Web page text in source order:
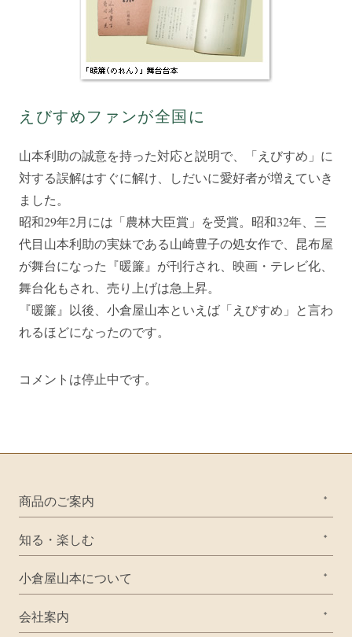
えびすめファンが全国に
山本利助の誠意を持った対応と説明で、「えびすめ」に
対する誤解はすぐに解け、しだいに愛好者が増えていき
ました。
昭和29年2月には「農林大臣賞」を受賞。昭和32年、三
代目山本利助の実妹である山崎豊子の処女作で、昆布屋
が舞台になった『暖簾』が刊行され、映画・テレビ化、
舞台化もされ、売り上げは急上昇。
『暖簾』以後、小倉屋山本といえば「えびすめ」と言わ
れるほどになったのです。
コメントは停止中です。
商品のご案内
知る・楽しむ
小倉屋山本について
会社案内